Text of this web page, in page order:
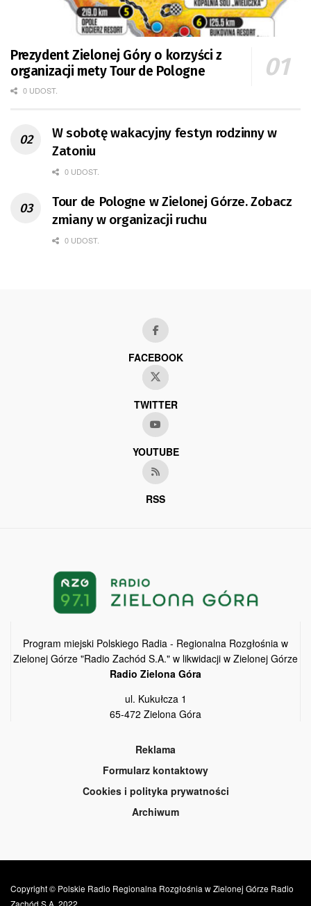
Prezydent Zielonej Góry o korzyści z
organizacji mety Tour de Pologne
0 UDOST.
W sobotę wakacyjny festyn rodzinny w
Zatoniu
0 UDOST.
Tour de Pologne w Zielonej Górze. Zobacz
zmiany w organizacji ruchu
0 UDOST.
FACEBOOK
TWITTER
YOUTUBE
RSS
Program miejski Polskiego Radia - Regionalna Rozgłośnia w
Zielonej Górze "Radio Zachód S.A." w likwidacji w Zielonej Górze
Radio Zielona Góra
ul. Kukułcza 1
65-472 Zielona Góra
Reklama
Formularz kontaktowy
Cookies i polityka prywatności
Archiwum
Copyright © Polskie Radio Regionalna Rozgłośnia w Zielonej Górze Radio